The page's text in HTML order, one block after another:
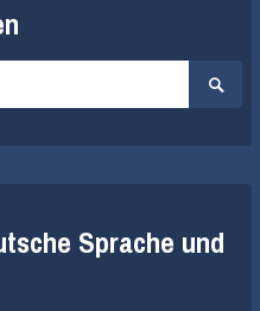
Suche
Sprache und